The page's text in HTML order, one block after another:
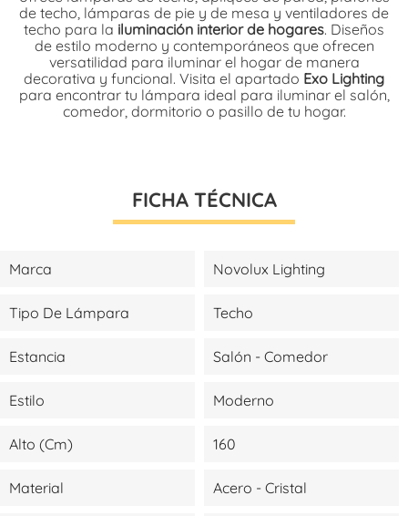
de techo, lámparas de pie y de mesa y ventiladores de
techo para la iluminación interior de hogares. Diseños
de estilo moderno y contemporáneos que ofrecen
versatilidad para iluminar el hogar de manera
decorativa y funcional. Visita el apartado Exo Lighting
para encontrar tu lámpara ideal para iluminar el salón,
comedor, dormitorio o pasillo de tu hogar.
FICHA TÉCNICA
Marca Novolux Lighting
Tipo De Lámpara Techo
Estancia Salón - Comedor
Estilo Moderno
Alto (cm) 160
Material Acero - Cristal